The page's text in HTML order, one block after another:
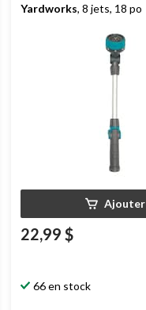
Yardworks, 8 jets, 18 po
Ajouter
22,99 $
66 en stock